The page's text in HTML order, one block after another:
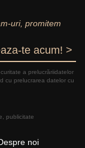
uri, promitem
te acum! >
a prelucrăriidatelor
cu prelucrarea datelor cu
publicitate
noi